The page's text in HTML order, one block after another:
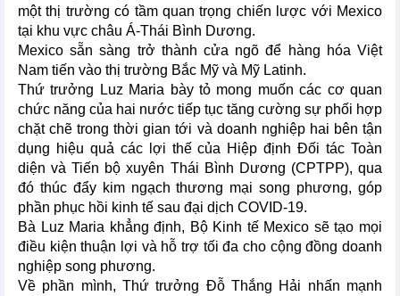
một thị trường có tầm quan trọng chiến lược với Mexico
tại khu vực châu Á-Thái Bình Dương.
Mexico sẵn sàng trở thành cửa ngõ để hàng hóa Việt
Nam tiến vào thị trường Bắc Mỹ và Mỹ Latinh.
Thứ trưởng Luz Maria bày tỏ mong muốn các cơ quan
chức năng của hai nước tiếp tục tăng cường sự phối hợp
chặt chẽ trong thời gian tới và doanh nghiệp hai bên tận
dụng hiệu quả các lợi thế của Hiệp định Đối tác Toàn
diện và Tiến bộ xuyên Thái Bình Dương (CPTPP), qua
đó thúc đẩy kim ngạch thương mại song phương, góp
phần phục hồi kinh tế sau đại dịch COVID-19.
Bà Luz Maria khẳng định, Bộ Kinh tế Mexico sẽ tạo mọi
điều kiện thuận lợi và hỗ trợ tối đa cho cộng đồng doanh
nghiệp song phương.
Về phần mình, Thứ trưởng Đỗ Thắng Hải nhấn mạnh